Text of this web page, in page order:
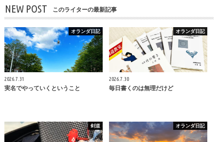
NEW POST このライターの最新記事
オランダ日記
2026.7.31
実名でやっていくということ
オランダ日記
2026.7.30
毎日書くのは無理だけど
剣道 オランダ日記